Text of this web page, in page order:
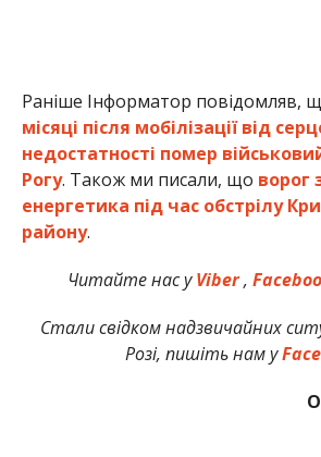
Раніше Інформатор повідомляв,
місяці після мобілізації від
недостатності помер
Рогу. Також ми писали, що ворог
енергетика під час обстрілу
району.
Читайте нас уViber,
Стали свідком надзвичайних
Розі, пишіть нам у